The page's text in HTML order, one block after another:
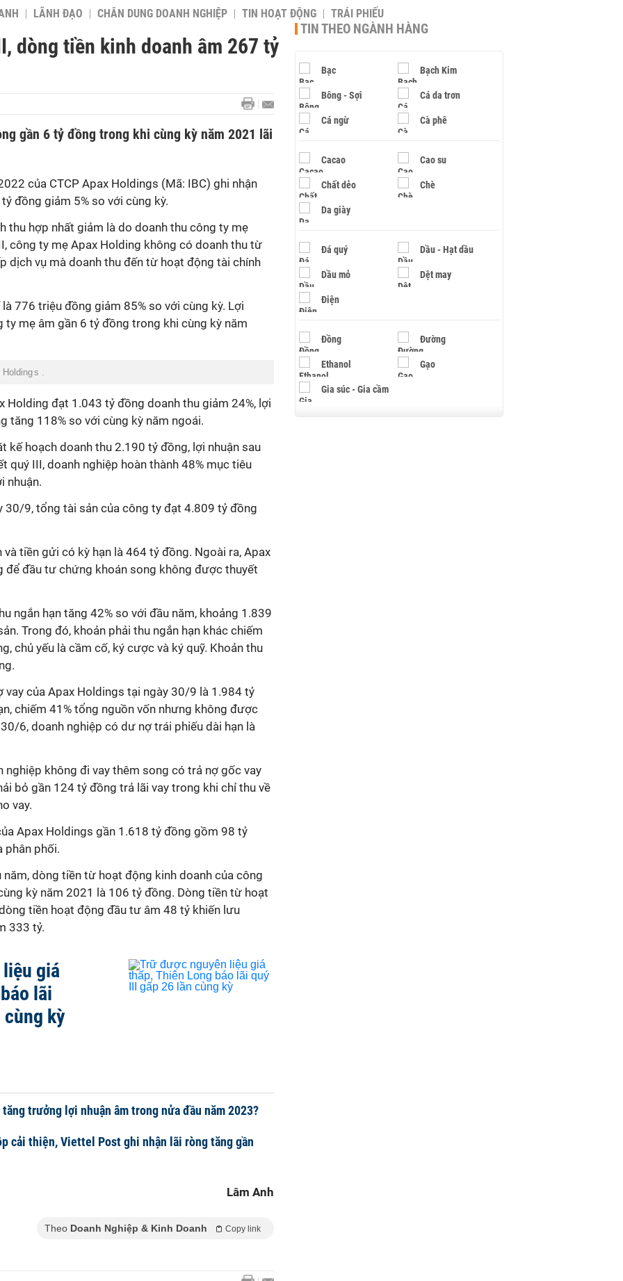
LÃNH ĐẠO CHÂN DUNG DOANH NGHIỆP TIN HOẠT ĐỘNG TRÁI PHIẾU
dòng tiền kinh doanh âm 267 tỷ
gần 6 tỷ đồng trong khi cùng kỳ năm 2021 lãi
của CTCP Apax Holdings (Mã: IBC) ghi nhận
đồng giảm 5% so với cùng kỳ.
thu hợp nhất giảm là do doanh thu công ty mẹ
công ty mẹApax Holding không có doanh thu từ
dịch vụ mà doanh thu đến từ hoạt động tài chính
776 triệu đồng giảm 85% so với cùng kỳ. Lợi
ty mẹ âm gần 6 tỷ đồng trong khi cùng kỳ năm
s .
Holding đạt 1.043 tỷ đồng doanh thu giảm 24%, lợi
tăng 118% so với cùng kỳ năm ngoái.
kế hoạch doanh thu 2.190 tỷ đồng, lợi nhuận sau
quý III, doanh nghiệp hoàn thành 48% mục tiêu
nhuận.
30/9, tổng tài sản của công ty đạt 4.809 tỷ đồng
tiền gửi có kỳ hạn là 464 tỷ đồng. Ngoài ra, Apax
đầu tư chứng khoán song không được thuyết
ngắn hạn tăng 42% so với đầu năm, khoảng 1.839
Trong đó, khoản phải thu ngắn hạn khác chiếm
chủ yếu là cầm cố, ký cược và ký quỹ. Khoản thu
vay của Apax Holdings tại ngày 30/9 là 1.984 tỷ
chiếm 41% tổng nguồn vốn nhưng không được
6, doanh nghiệp có dư nợ trái phiếu dài hạn là
nghiệp không đi vay thêm song có trả nợ gốc vay
bỏ gần 124 tỷ đồng trả lãi vay trong khi chỉ thu về
vay.
Apax Holdings gần 1.618 tỷ đồng gồm 98 tỷ
phân phối.
dòng tiền từ hoạt động kinh doanh của công
kỳ năm 2021 là 106 tỷ đồng. Dòng tiền từ hoạt
tiền hoạt động đầu tư âm 48 tỷ khiến lưu
333 tỷ.
giá
lãi
cùng kỳ
trưởng lợi nhuận âm trong nửa đầu năm 2023?
cải thiện, Viettel Post ghi nhận lãi ròng tăng gần
Lâm Anh
Theo Doanh Nghiệp & Kinh Doanh Copy link
TIN THEO NGÀNH HÀNG
Bạc Bạch Kim
Bông - Sợi Cá da trơn
Cá ngừ Cà phê
Cacao Cao su
Chất dẻo Chè
Da giày
Đá quý Dầu - Hạt dầu
Dầu mỏ Dệt may
Điện
Đồng Đường
Ethanol Gạo
Gia súc - Gia cầm